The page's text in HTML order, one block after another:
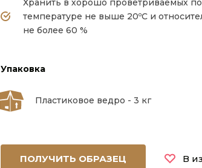
Хранить в хорошо проветриваемых
температуре не выше 20ºС и
не более 60 %
Упаковка
Пластиковое ведро - 3 кг
ПОЛУЧИТЬ ОБРАЗЕЦ В